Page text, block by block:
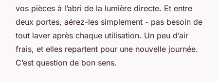
vos pièces à l’abri de la lumière directe. Et entre
deux portes, aérez-les simplement - pas besoin de
tout laver après chaque utilisation. Un peu d’air
frais, et elles repartent pour une nouvelle journée.
C’est question de bon sens.